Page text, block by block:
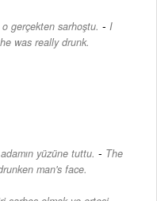
gerçekten sarhoştu. - I
was really drunk.
yüzüne tuttu. - The
man's face.